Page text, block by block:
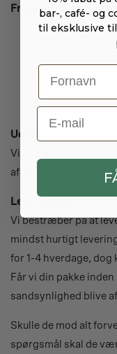
Fragtpriser og
Pakkeshop fra
Udlandet:
Vi til alle lande i
afgivelse af ordre.
Leveringstid
Vi bestræber på at
mindst hurtigt
for 1-4 hverdage, dog
Får vi din pakke
sandsynlighed blive
Skulle de mod alt
spørgsmål skal de
bar-, café- og
til eksklusive
E-Mail